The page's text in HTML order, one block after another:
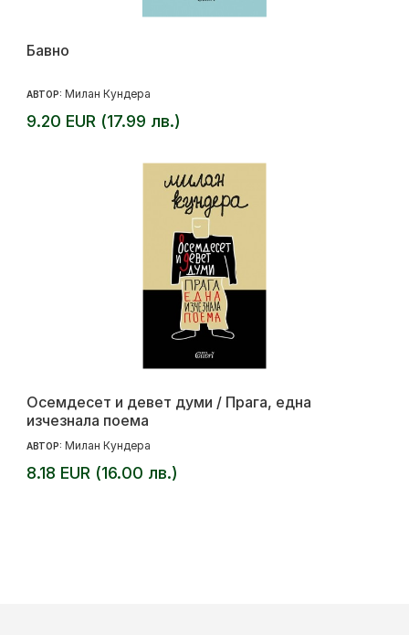
Бавно
АВТОР: Милан Кундера
9.20 EUR (17.99 лв.)
Осемдесет и девет думи / Прага, една
изчезнала поема
АВТОР: Милан Кундера
8.18 EUR (16.00 лв.)